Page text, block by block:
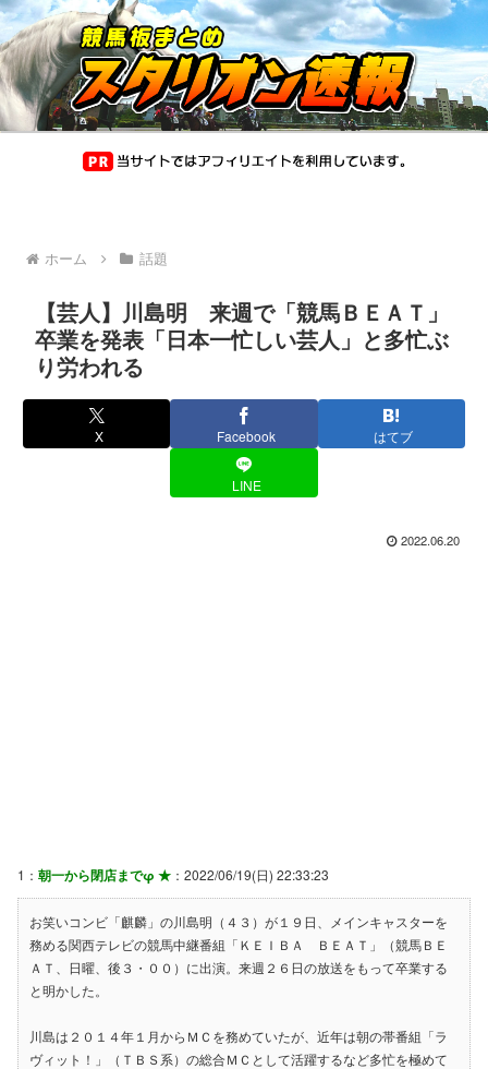
ホーム 話題
【芸人】川島明 来週で「競馬ＢＥＡＴ」
卒業を発表「日本一忙しい芸人」と多忙ぶ
り労われる
X Facebook はてブ
LINE
2022.06.20
1： 朝一から閉店までφ ★ ：2022/06/19(日) 22:33:23
お笑いコンビ「麒麟」の川島明（４３）が１９日、メインキャスターを
務める関西テレビの競馬中継番組「ＫＥＩＢＡ ＢＥＡＴ」（競馬ＢＥ
ＡＴ、日曜、後３・００）に出演。来週２６日の放送をもって卒業する
と明かした。
川島は２０１４年１月からＭＣを務めていたが、近年は朝の帯番組「ラ
ヴィット！」（ＴＢＳ系）の総合ＭＣとして活躍するなど多忙を極めて